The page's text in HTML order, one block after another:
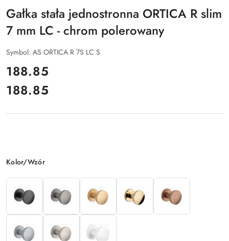
Gałka stała jednostronna ORTICA R slim
7 mm LC - chrom polerowany
Symbol: AS ORTICA R 7S LC S
cena:
188.85
Cena:
188.85
Wariant
Kolor/Wzór